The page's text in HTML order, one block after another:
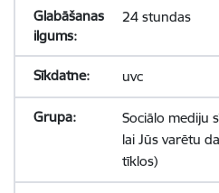
24 stundas
uvc
Sociālo mediju
lai Jūs varētu
tīklos)